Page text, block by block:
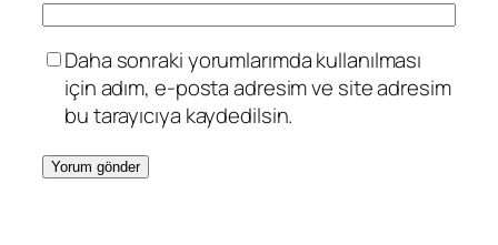
Daha sonraki yorumlarımda kullanılması
için adım, e-posta adresim ve site adresim
bu tarayıcıya kaydedilsin.